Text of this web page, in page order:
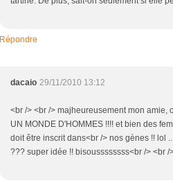
Répondre
dacaio 29/11/2010 13:12
<br /> <br /> majheureusement mon amie,
UN MONDE D'HOMMES !!!! et bien des
doit être inscrit dans<br /> nos gènes !! lol
??? super idée !! bisoussssssss<br /> <br /